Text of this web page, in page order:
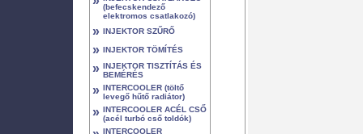
(befecskendező
elektromos csatlakozó)
» INJEKTOR SZŰRŐ
» INJEKTOR TÖMÍTÉS
» INJEKTOR TISZTÍTÁS ÉS
BEMÉRÉS
» INTERCOOLER (töltő
levegő hűtő radiátor)
» INTERCOOLER ACÉL CSŐ
(acél turbó cső toldók)
INTERCOOLER